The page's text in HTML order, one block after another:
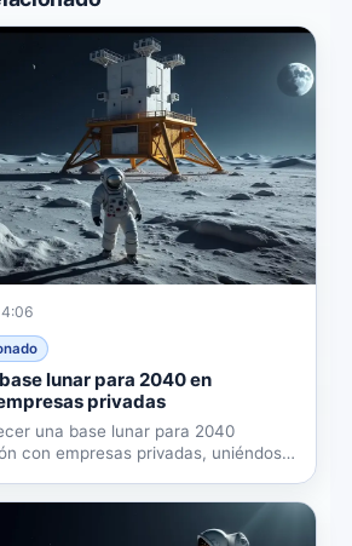
lunar para 2040 en
privadas
una base lunar para 2040
con empresas privadas, uniéndose